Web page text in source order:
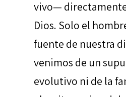
vivo—
Dios. Solo el
fuente de nuestra
venimos de un
evolutivo ni de la